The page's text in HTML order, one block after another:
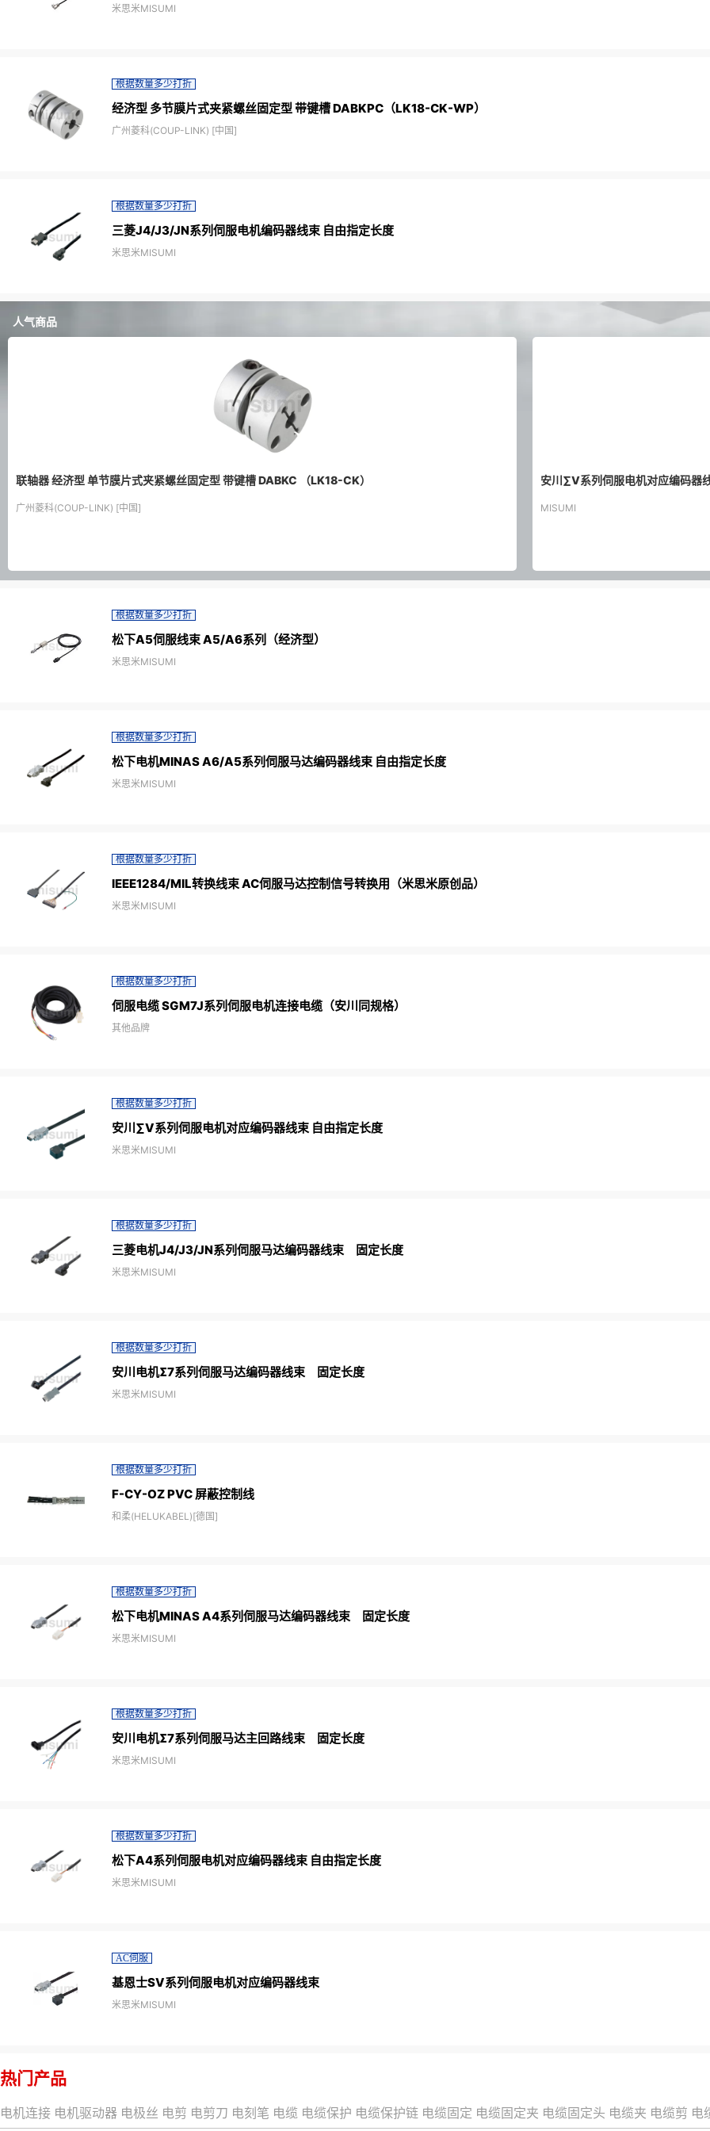
米思米MISUMI
根据数量多少打折
经济型 多节膜片式夹紧螺丝固定型 带键槽 DABKPC（LK18-CK-WP）
广州菱科(COUP-LINK) [中国]
根据数量多少打折
三菱J4/J3/JN系列伺服电机编码器线束 自由指定长度
米思米MISUMI
人气商品
联轴器 经济型 单节膜片式夹紧螺丝固定型 带键槽 DABKC （LK18-CK）
广州菱科(COUP-LINK) [中国]
安川∑V系列伺服电机对应编码器
MISUMI
根据数量多少打折
松下A5伺服线束 A5/A6系列（经济型）
米思米MISUMI
根据数量多少打折
松下电机MINAS A6/A5系列伺服马达编码器线束 自由指定长度
米思米MISUMI
根据数量多少打折
IEEE1284/MIL转换线束 AC伺服马达控制信号转换用（米思米原创品）
米思米MISUMI
根据数量多少打折
伺服电缆 SGM7J系列伺服电机连接电缆（安川同规格）
其他品牌
根据数量多少打折
安川∑V系列伺服电机对应编码器线束 自由指定长度
米思米MISUMI
根据数量多少打折
三菱电机J4/J3/JN系列伺服马达编码器线束 固定长度
米思米MISUMI
根据数量多少打折
安川电机Σ7系列伺服马达编码器线束 固定长度
米思米MISUMI
根据数量多少打折
F-CY-OZ PVC 屏蔽控制线
和柔(HELUKABEL)[德国]
根据数量多少打折
松下电机MINAS A4系列伺服马达编码器线束 固定长度
米思米MISUMI
根据数量多少打折
安川电机Σ7系列伺服马达主回路线束 固定长度
米思米MISUMI
根据数量多少打折
松下A4系列伺服电机对应编码器线束 自由指定长度
米思米MISUMI
AC伺服
基恩士SV系列伺服电机对应编码器线束
米思米MISUMI
热门产品
电机连接 电机驱动器 电极丝 电剪 电剪刀 电刻笔 电缆 电缆保护 电缆保护链 电缆固定 电缆固定夹 电缆固定头 电缆夹 电缆剪 电